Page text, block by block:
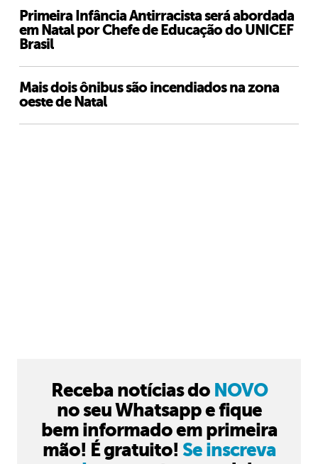
Primeira Infância Antirracista será abordada
em Natal por Chefe de Educação do UNICEF
Brasil
Mais dois ônibus são incendiados na zona
oeste de Natal
Receba notícias do NOVO
no seu Whatsapp e fique
bem informado em primeira
mão! É gratuito! Se inscreva